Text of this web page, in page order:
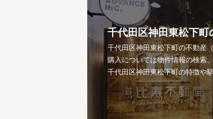
千代田区神田東松下町
千代田区神田東松下町の不動産
購入については物件情報の検索
千代田区神田東松下町の特徴や